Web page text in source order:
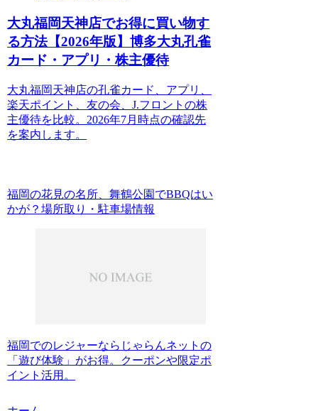
大丸福岡天神店でお得に買い物す
る方法【2026年版】博多大丸孔雀
カード・アプリ・株主優待
大丸福岡天神店の孔雀カード、アプリ、
楽天ポイント、友の会、J.フロントの株
主優待を比較。2026年7月時点の確認先
を案内します。
福岡の花見の名所、舞鶴公園でBBQはい
かが？場所取り・駐車場情報
福岡でのレジャーならじゃらんネットの
「遊び体験」がお得。クーポンや限定ポ
イント活用。